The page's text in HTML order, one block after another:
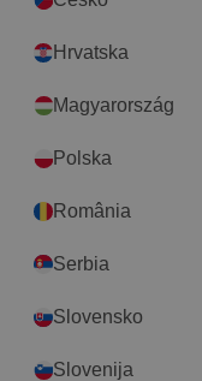
FELÜLET
HELYSZÍN
Hrvatska
Magyarország
Polska
România
Serbia
Slovensko
Slovenija